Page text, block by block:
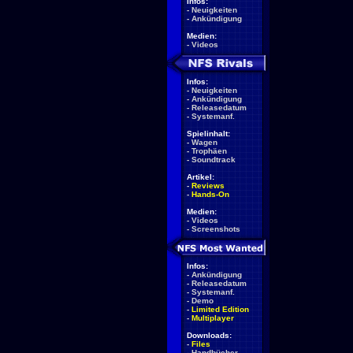
- Neuigkeiten
- Ankündigung
Medien:
- Videos
Infos:
- Neuigkeiten
- Ankündigung
- Releasedatum
- Systemanf.
Spielinhalt:
- Wagen
- Trophäen
- Soundtrack
Artikel:
- Reviews
- Hands-On
Medien:
- Videos
- Screenshots
Infos:
- Ankündigung
- Releasedatum
- Systemanf.
- Demo
- Limited Edition
- Multiplayer
Downloads:
- Files